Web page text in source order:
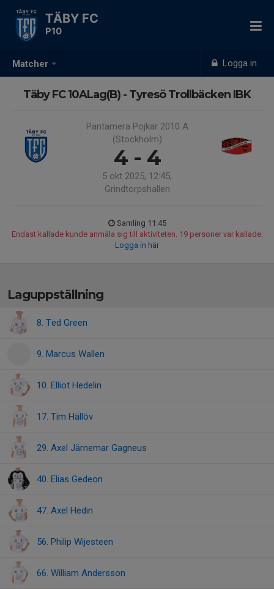
Matcher Logga in
TÄBY FC
P10
Täby FC 10ALag(B) - Tyresö Trollbäcken IBK
Pantamera Pojkar 2010 A
(Stockholm)
4 - 4
5 okt 2025, 12:45,
Grindtorpshallen
Samling 11:45
Endast kallade kunde anmäla sig till aktiviteten. 19 personer var kallade.
Logga in här
Laguppställning
8. Ted Green
9. Marcus Wallen
10. Elliot Hedelin
17. Tim Hällöv
29. Axel Järnemar Gagneus
40. Elias Gedeon
47. Axel Hedin
56. Philip Wijesteen
66. William Andersson